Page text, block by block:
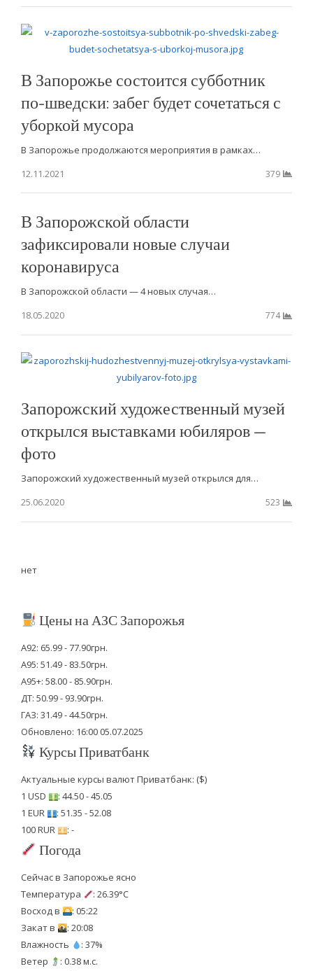
В Запорожье состоится субботник
по-шведски: забег будет сочетаться с
уборкой мусора
В Запорожье продолжаются мероприятия в рамках…
12.11.2021
379
В Запорожской области
зафиксировали новые случаи
коронавируса
В Запорожской области — 4 новых случая…
18.05.2020
774
Запорожский художественный музей
открылся выставками юбиляров —
фото
Запорожский художественный музей открылся для…
25.06.2020
523
нет
Цены на АЗС Запорожья
А92: 65.99 - 77.90грн.
А95: 51.49 - 83.50грн.
А95+: 58.00 - 85.90грн.
ДТ: 50.99 - 93.90грн.
ГАЗ: 31.49 - 44.50грн.
Обновлено: 16:00 05.07.2025
Курсы Приватбанк
Актуальные курсы валют Приватбанк: ($)
1 USD
: 44.50 - 45.05
1 EUR
: 51.35 - 52.08
100 RUR
: -
Погода
Сейчас в Запорожье ясно
Температура
: 26.39°C
Восход в
: 05:22
Закат в
: 20:08
Влажность
: 37%
Ветер
: 0.38 м.с.